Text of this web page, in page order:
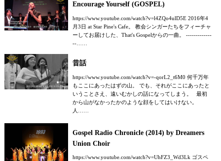
Encourage Yourself (GOSPEL)
https://www.youtube.com/watch?v=l4ZQo4ulD5E 2016年4
月3日 at Star Pine's Cafe。 教会シンガーたちをフィーチャ
ーしてお届けした、That's Gospelからの一曲。 -------------
--……
昔話
https://www.youtube.com/watch?v=-qorL2_t6M0 何千万年
もここにあったはずの山。 でも、それがここにあったと
いうことさえ、遠いむかしの話になってしまう。 最初
から山がなかったかのような顔をしてはいけない。
人……
Gospel Radio Chronicle (2014) by Dreamers
Union Choir
https://www.youtube.com/watch?v=UhFZ3_Wd3Lk ゴスペ